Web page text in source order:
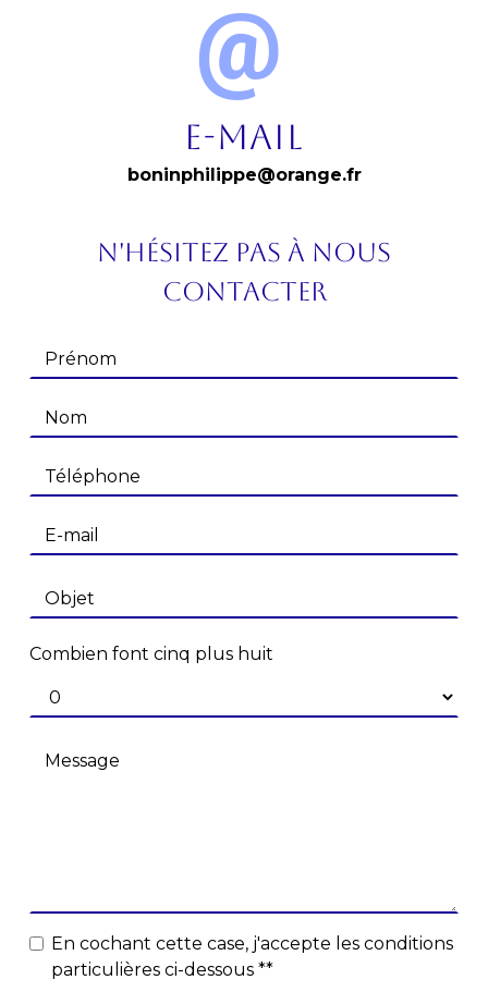
E-mail
boninphilippe@orange.fr
N'hésitez pas à nous
contacter
Combien font cinq plus huit
En cochant cette case, j'accepte les conditions
particulières ci-dessous **